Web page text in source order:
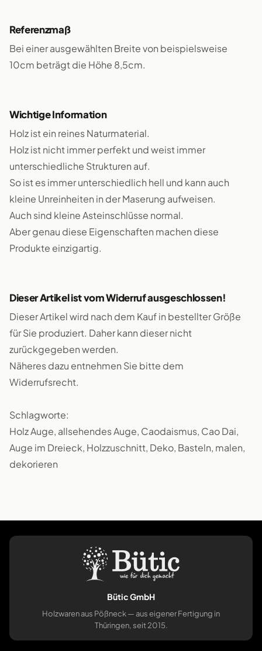
Referenzmaß
Bei einer ausgewählten Breite von beispielsweise
10cm beträgt die Höhe 8,5cm.
Wichtige Information
Holz ist ein reines Naturmaterial.
Holz ist nicht immer perfekt und weist immer
unterschiedliche Strukturen auf.
So ist es immer unterschiedlich hell und kann auch
kleine Unreinheiten in der Maserung aufweisen.
Auch sind kleine Asteinschlüsse normal.
Aber genau diese Eigenschaften machen diese
Produkte einzigartig.
Dieser Artikel ist vom Widerruf ausgeschlossen!
Dieser Artikel wird nach dem Kauf in bestellter Größe
für Sie produziert. Daher kann dieser nicht
zurückgegeben werden.
Näheres dazu entnehmen Sie bitte dem
Widerrufsrecht.
Schlagworte:
Holz Auge, allsehendes Auge, Caodaismus, Cao Dai,
Auge im Dreieck, Holzzuschnitt, Deko, Basteln, malen,
dekorieren
Bütic GmbH
Holzwaren aus Pößneck — aus eigener Fertigung in
Thüringen, seit 2015.